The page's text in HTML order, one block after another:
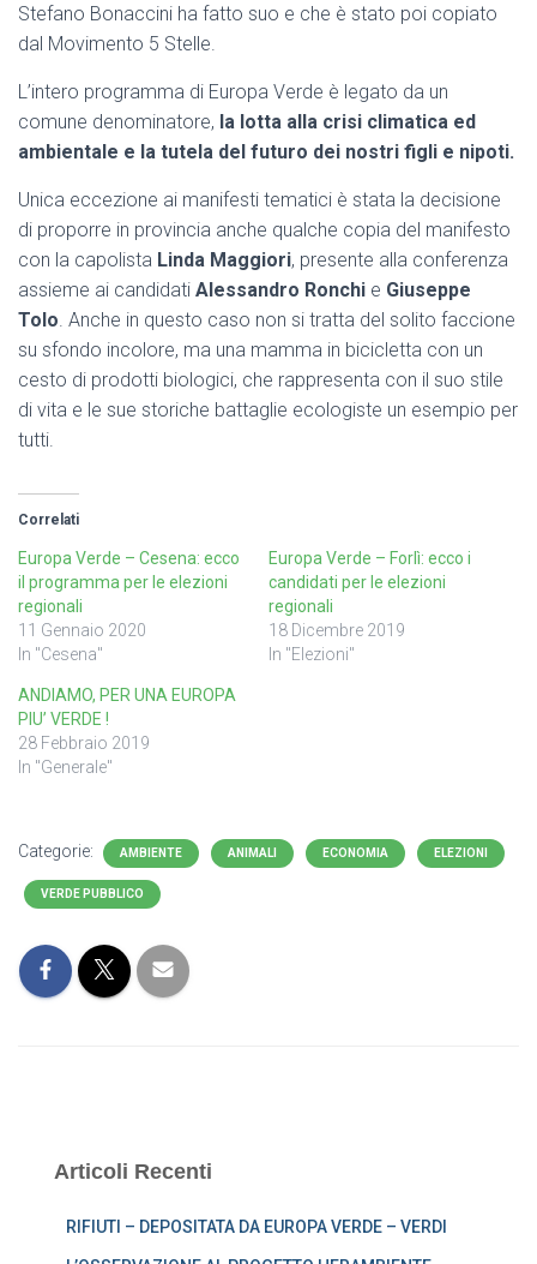
Stefano Bonaccini ha fatto suo e che è stato poi copiato
dal Movimento 5 Stelle.
L’intero programma di Europa Verde è legato da un
comune denominatore, la lotta alla crisi climatica ed
ambientale e la tutela del futuro dei nostri figli e nipoti.
Unica eccezione ai manifesti tematici è stata la decisione
di proporre in provincia anche qualche copia del manifesto
con la capolista Linda Maggiori, presente alla conferenza
assieme ai candidati Alessandro Ronchi e Giuseppe
Tolo. Anche in questo caso non si tratta del solito faccione
su sfondo incolore, ma una mamma in bicicletta con un
cesto di prodotti biologici, che rappresenta con il suo stile
di vita e le sue storiche battaglie ecologiste un esempio per
tutti.
Correlati
Europa Verde – Cesena: ecco
il programma per le elezioni
regionali
11 Gennaio 2020
In "Cesena"
Europa Verde – Forlì: ecco i
candidati per le elezioni
regionali
18 Dicembre 2019
In "Elezioni"
ANDIAMO, PER UNA EUROPA
PIU’ VERDE !
28 Febbraio 2019
In "Generale"
Categorie: AMBIENTE ANIMALI ECONOMIA ELEZIONI
VERDE PUBBLICO
Articoli Recenti
RIFIUTI – DEPOSITATA DA EUROPA VERDE – VERDI